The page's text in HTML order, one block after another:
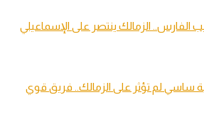
يوما لا تُصيب الفارس.. الزمالك ينتصر على الإسماعيلي
ساسي لم تؤثر على الزمالك.. فريق قوي